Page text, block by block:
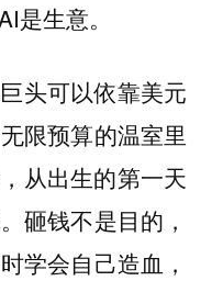
是生意。
头可以依靠美元
限预算的温室里
从出生的第一天
砸钱不是目的，
学会自己造血，